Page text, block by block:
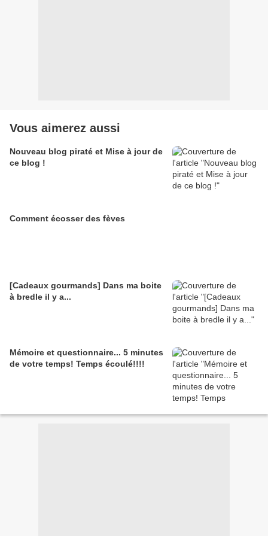
Vous aimerez aussi
Nouveau blog piraté et Mise à jour de
ce blog !
Comment écosser des fèves
[Cadeaux gourmands] Dans ma boite
à bredle il y a...
Mémoire et questionnaire... 5 minutes
de votre temps! Temps écoulé!!!!